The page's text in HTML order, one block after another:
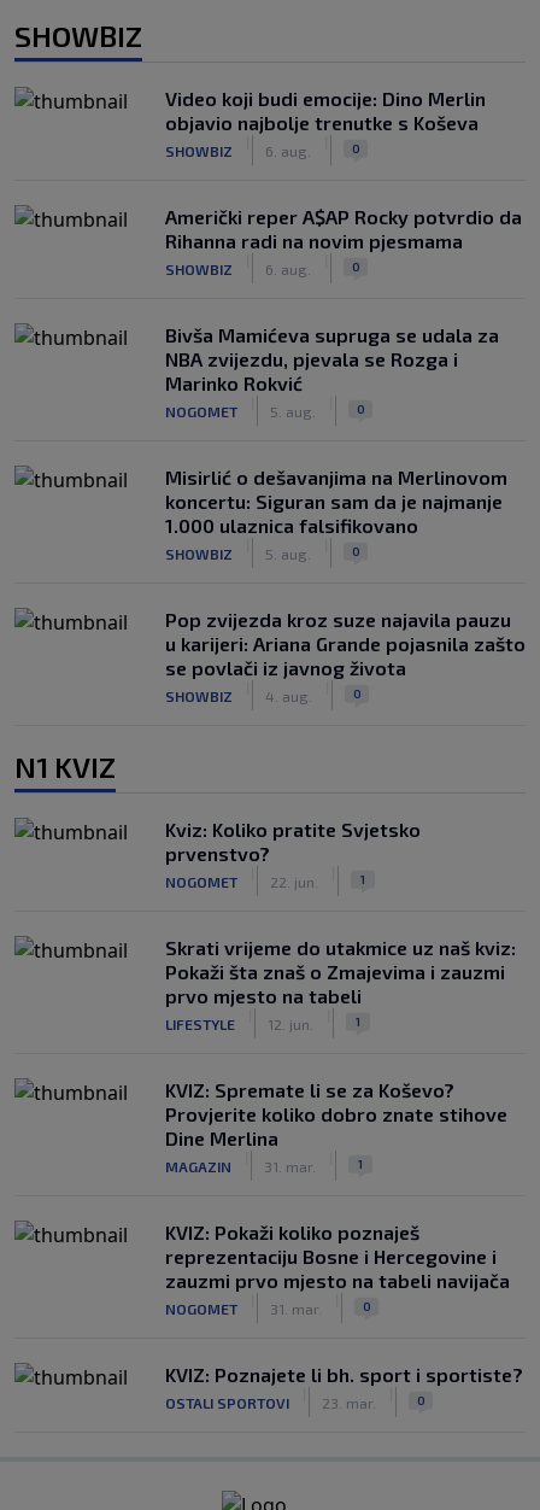
SHOWBIZ
Video koji budi emocije: Dino Merlin
objavio najbolje trenutke s Koševa
SHOWBIZ 6. aug. 0
Američki reper A$AP Rocky potvrdio da
Rihanna radi na novim pjesmama
SHOWBIZ 6. aug. 0
Bivša Mamićeva supruga se udala za
NBA zvijezdu, pjevala se Rozga i
Marinko Rokvić
NOGOMET 5. aug. 0
Misirlić o dešavanjima na Merlinovom
koncertu: Siguran sam da je najmanje
1.000 ulaznica falsifikovano
SHOWBIZ 5. aug. 0
Pop zvijezda kroz suze najavila pauzu
u karijeri: Ariana Grande pojasnila zašto
se povlači iz javnog života
SHOWBIZ 4. aug. 0
N1 KVIZ
Kviz: Koliko pratite Svjetsko
prvenstvo?
NOGOMET 22. jun. 1
Skrati vrijeme do utakmice uz naš kviz:
Pokaži šta znaš o Zmajevima i zauzmi
prvo mjesto na tabeli
LIFESTYLE 12. jun. 1
KVIZ: Spremate li se za Koševo?
Provjerite koliko dobro znate stihove
Dine Merlina
MAGAZIN 31. mar. 1
KVIZ: Pokaži koliko poznaješ
reprezentaciju Bosne i Hercegovine i
zauzmi prvo mjesto na tabeli navijača
NOGOMET 31. mar. 0
KVIZ: Poznajete li bh. sport i sportiste?
OSTALI SPORTOVI 23. mar. 0